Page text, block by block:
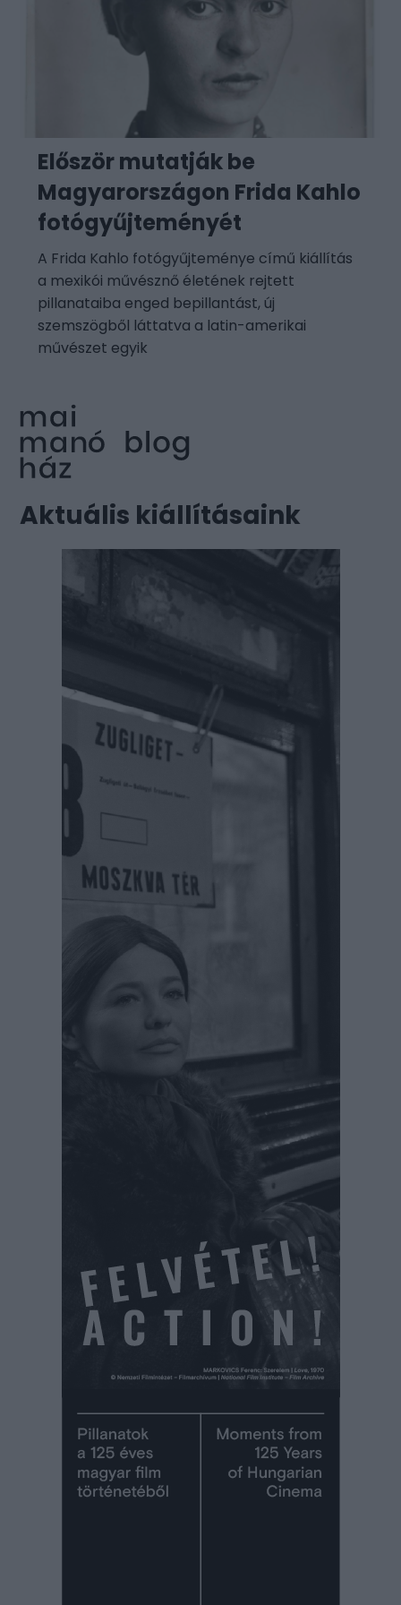
Először mutatják be
Magyarországon Frida Kahlo
fotógyűjteményét
A Frida Kahlo fotógyűjteménye című kiállítás
a mexikói művésznő életének rejtett
pillanataiba enged bepillantást, új
szemszögből láttatva a latin-amerikai
művészet egyik
Aktuális kiállításaink